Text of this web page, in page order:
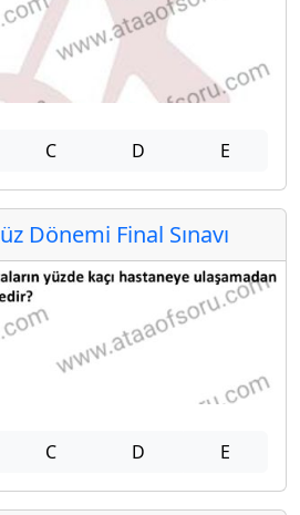
C D E
Dönemi Final Sınavı
C D E